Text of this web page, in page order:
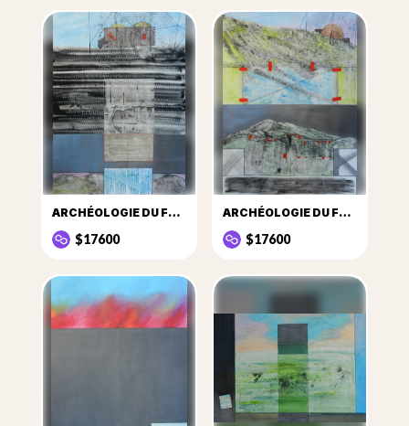
ARCHÉOLOGIE DU FUTUR BLAUCKAUS
$17600
ARCHÉOLOGIE DU FUTUR LE RADOME
$17600